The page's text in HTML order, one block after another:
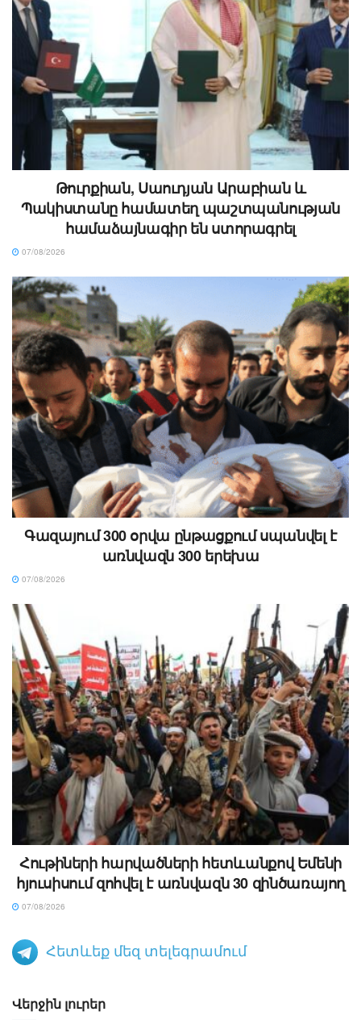
Թուրքիան, Սաուդյան Արաբիան և
Պակիստանը համատեղ պաշտպանության
համաձայնագիր են ստորագրել
07/08/2026
Գազայում 300 օրվա ընթացքում սպանվել է
առնվազն 300 երեխա
07/08/2026
Հութիների հարվածների հետևանքով Եմենի
հյուսիսում զոհվել է առնվազն 30 զինծառայող
07/08/2026
Հետևեք մեզ տելեգրամում
Վերջին լուրեր